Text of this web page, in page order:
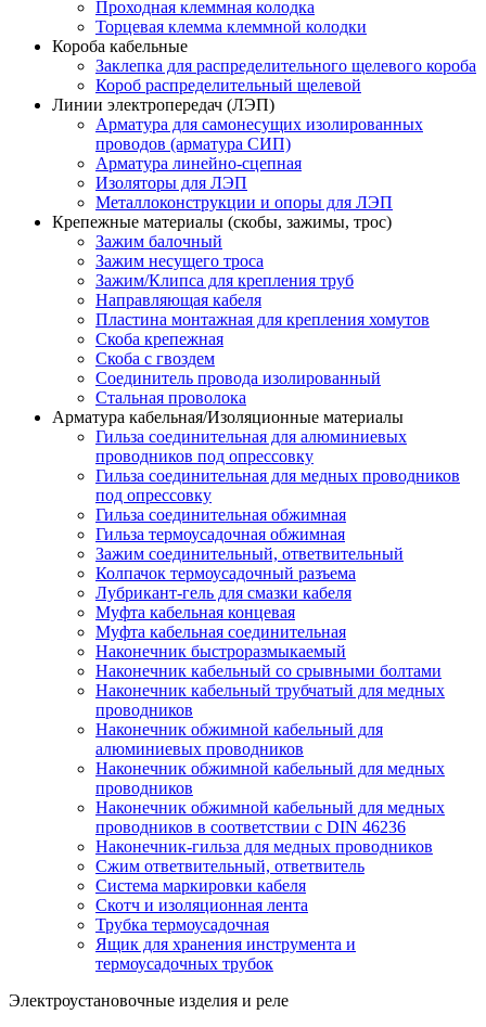
Проходная клеммная колодка
Торцевая клемма клеммной колодки
Короба кабельные
Заклепка для распределительного щелевого короба
Короб распределительный щелевой
Линии электропередач (ЛЭП)
Арматура для самонесущих изолированных
проводов (арматура СИП)
Арматура линейно-сцепная
Изоляторы для ЛЭП
Металлоконструкции и опоры для ЛЭП
Крепежные материалы (скобы, зажимы, трос)
Зажим балочный
Зажим несущего троса
Зажим/Клипса для крепления труб
Направляющая кабеля
Пластина монтажная для крепления хомутов
Скоба крепежная
Скоба с гвоздем
Соединитель провода изолированный
Стальная проволока
Арматура кабельная/Изоляционные материалы
Гильза соединительная для алюминиевых
проводников под опрессовку
Гильза соединительная для медных проводников
под опрессовку
Гильза соединительная обжимная
Гильза термоусадочная обжимная
Зажим соединительный, ответвительный
Колпачок термоусадочный разъема
Лубрикант-гель для смазки кабеля
Муфта кабельная концевая
Муфта кабельная соединительная
Наконечник быстроразмыкаемый
Наконечник кабельный со срывными болтами
Наконечник кабельный трубчатый для медных
проводников
Наконечник обжимной кабельный для
алюминиевых проводников
Наконечник обжимной кабельный для медных
проводников
Наконечник обжимной кабельный для медных
проводников в соответствии с DIN 46236
Наконечник-гильза для медных проводников
Сжим ответвительный, ответвитель
Система маркировки кабеля
Скотч и изоляционная лента
Трубка термоусадочная
Ящик для хранения инструмента и
термоусадочных трубок
Электроустановочные изделия и реле